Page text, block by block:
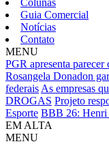
Guia Comercial
Notícias
Contato
MENU
PGR apresenta
Rosangela Donadon
federais As empresas
DROGAS Projeto
Esporte BBB 26: Henri
EM ALTA
MENU